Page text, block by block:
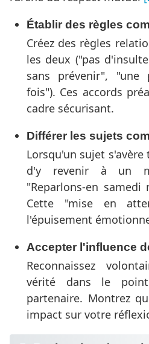
Établir des règles
Créez des règles
les deux ("pas
sans prévenir",
fois"). Ces accords
cadre sécurisant.
Différer les sujets
Lorsqu'un sujet
d'y revenir à un
"Reparlons-en
Cette "mise en
l'épuisement
Accepter l'influence
Reconnaissez
vérité dans le
partenaire. Montrez
impact sur votre